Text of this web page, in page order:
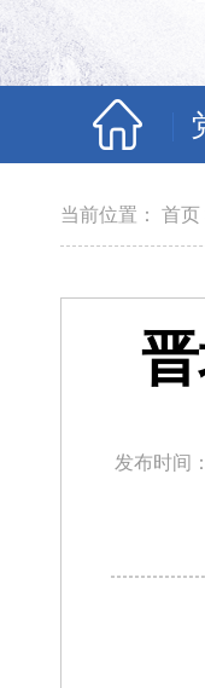
当前位置： 首页
发布时间：